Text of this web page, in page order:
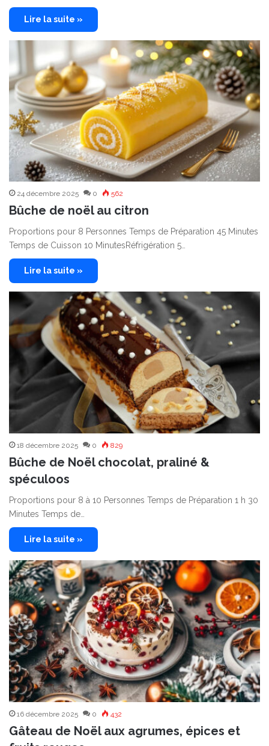
Lire la suite »
24 décembre 2025 0 562
Bûche de noël au citron
Proportions pour 8 Personnes Temps de Préparation 45 Minutes
Temps de Cuisson 10 MinutesRéfrigération 5…
Lire la suite »
18 décembre 2025 0 829
Bûche de Noël chocolat, praliné &
spéculoos
Proportions pour 8 à 10 Personnes Temps de Préparation 1 h 30
Minutes Temps de…
Lire la suite »
16 décembre 2025 0 432
Gâteau de Noël aux agrumes, épices et